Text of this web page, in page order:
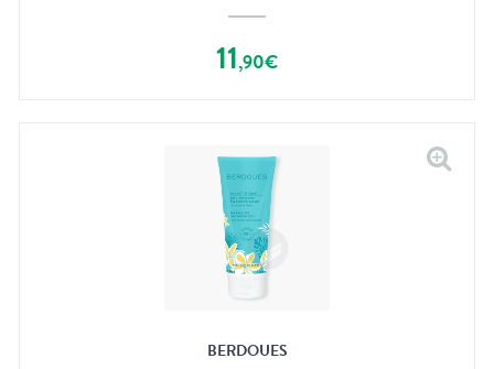
11,90€
BERDOUES